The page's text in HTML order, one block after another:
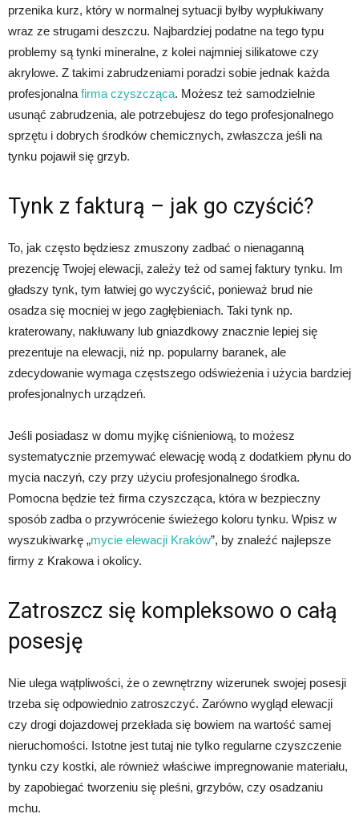
przenika kurz, który w normalnej sytuacji byłby wypłukiwany
wraz ze strugami deszczu. Najbardziej podatne na tego typu
problemy są tynki mineralne, z kolei najmniej silikatowe czy
akrylowe. Z takimi zabrudzeniami poradzi sobie jednak każda
profesjonalna firma czyszcząca. Możesz też samodzielnie
usunąć zabrudzenia, ale potrzebujesz do tego profesjonalnego
sprzętu i dobrych środków chemicznych, zwłaszcza jeśli na
tynku pojawił się grzyb.
Tynk z fakturą – jak go czyścić?
To, jak często będziesz zmuszony zadbać o nienaganną
prezencję Twojej elewacji, zależy też od samej faktury tynku. Im
gładszy tynk, tym łatwiej go wyczyścić, ponieważ brud nie
osadza się mocniej w jego zagłębieniach. Taki tynk np.
kraterowany, nakłuwany lub gniazdkowy znacznie lepiej się
prezentuje na elewacji, niż np. popularny baranek, ale
zdecydowanie wymaga częstszego odświeżenia i użycia bardziej
profesjonalnych urządzeń.
Jeśli posiadasz w domu myjkę ciśnieniową, to możesz
systematycznie przemywać elewację wodą z dodatkiem płynu do
mycia naczyń, czy przy użyciu profesjonalnego środka.
Pomocna będzie też firma czyszcząca, która w bezpieczny
sposób zadba o przywrócenie świeżego koloru tynku. Wpisz w
wyszukiwarkę „mycie elewacji Kraków”, by znaleźć najlepsze
firmy z Krakowa i okolicy.
Zatroszcz się kompleksowo o całą
posesję
Nie ulega wątpliwości, że o zewnętrzny wizerunek swojej posesji
trzeba się odpowiednio zatroszczyć. Zarówno wygląd elewacji
czy drogi dojazdowej przekłada się bowiem na wartość samej
nieruchomości. Istotne jest tutaj nie tylko regularne czyszczenie
tynku czy kostki, ale również właściwe impregnowanie materiału,
by zapobiegać tworzeniu się pleśni, grzybów, czy osadzaniu
mchu.